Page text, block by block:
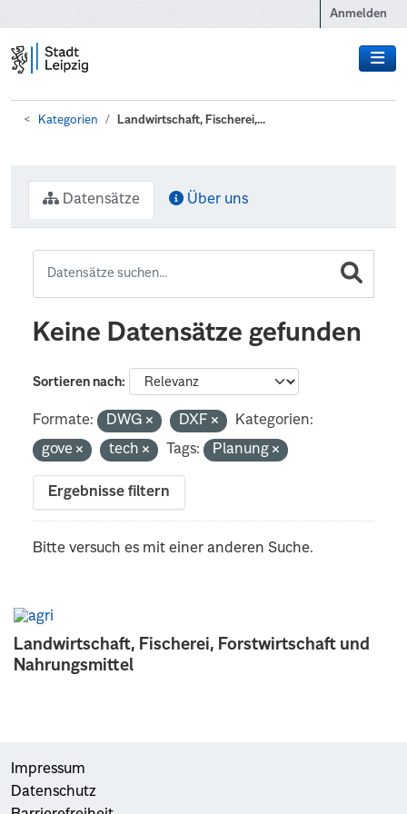
Anmelden
Kategorien Landwirtschaft, Fischerei,...
Landwirtschaft, Fischerei, Forstwirtschaft und
Nahrungsmittel
Datensätze Über uns
Keine Datensätze gefunden
Sortieren nach
Formate: DWG DXF
Kategorien:
gove
tech Tags: Planung
Ergebnisse filtern
Bitte versuch es mit einer anderen Suche.
Impressum
Datenschutz